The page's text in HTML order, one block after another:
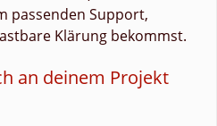
passenden Support,
Klärung bekommst.
an deinem Projekt